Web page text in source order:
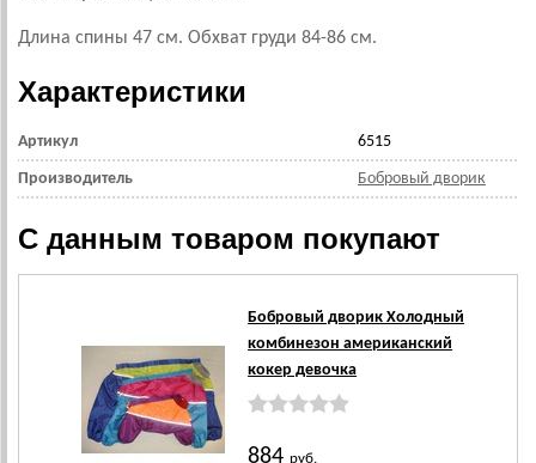
Длина спины 47 см. Обхват груди 84-86 см.
Характеристики
Артикул 6515
Производитель Бобровый дворик
С данным товаром покупают
Бобровый дворик Холодный
комбинезон американский
кокер девочка
884руб.